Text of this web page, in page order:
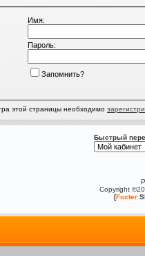
Имя:
Пароль:
Запомнить?
этой страницы необходимо
Быстрый
Copyright
[Foxter